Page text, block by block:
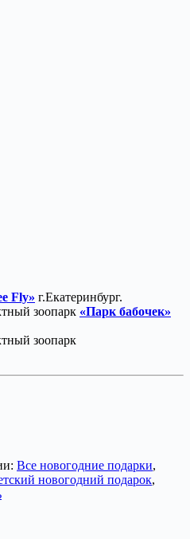
Fly» г.Екатеринбург.
зоопарк «Парк бабочек»
зоопарк
Все новогодние подарки,
новогодний подарок,